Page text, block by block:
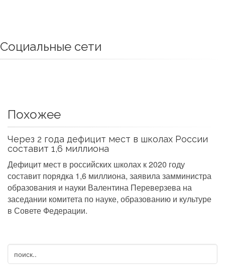
Социальные сети
Похожее
Через 2 года дефицит мест в школах России
составит 1,6 миллиона
Дефицит мест в российских школах к 2020 году
составит порядка 1,6 миллиона, заявила замминистра
образования и науки Валентина Переверзева на
заседании комитета по науке, образованию и культуре
в Совете Федерации.